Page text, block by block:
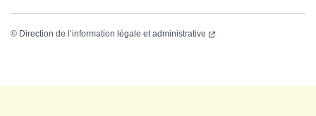
© Direction de l’information légale et administrative